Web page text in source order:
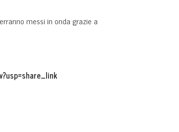
messi in onda grazie a